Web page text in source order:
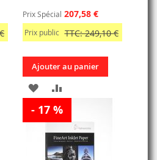
Prix Spécial 207,58 €
Prix public TTC: 249,10 €
Ajouter au panier
AJOUTER
À
LISTE
AU
COMPARATEUR
- 17 %